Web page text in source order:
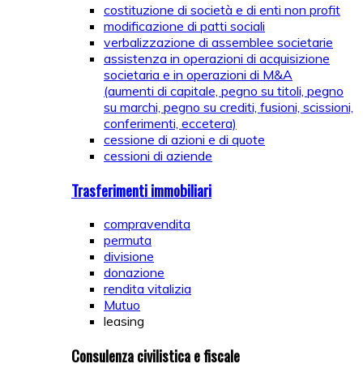
costituzione di società e di enti non profit
modificazione di patti sociali
verbalizzazione di assemblee societarie
assistenza in operazioni di acquisizione
societaria e in operazioni di M&A
(aumenti di capitale, pegno su titoli, pegno
su marchi, pegno su crediti, fusioni, scissioni,
conferimenti, eccetera)
cessione di azioni e di quote
cessioni di aziende
Trasferimenti immobiliari
compravendita
permuta
divisione
donazione
rendita vitalizia
Mutuo
leasing
Consulenza civilistica e fiscale